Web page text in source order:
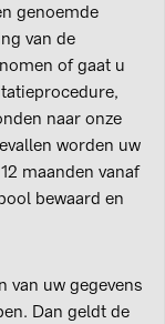
genoemde
van de
of gaat u
naar onze
worden uw
maanden vanaf
bewaard en
van uw gegevens
Dan geldt de